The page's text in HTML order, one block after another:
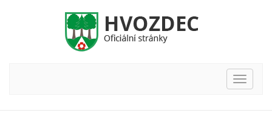
Hlavní
nabídka